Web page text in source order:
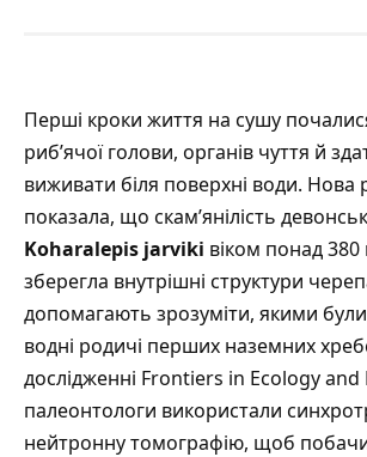
Перші кроки життя на сушу
риб’ячої голови, органів чуття й
виживати біля поверхні води. Нова
показала, що скам’янілість
Koharalepis jarviki віком понад 380
зберегла внутрішні структури
допомагають зрозуміти, якими
водні родичі перших наземних
дослідженні Frontiers in Ecology
палеонтологи використали
нейтронну томографію, щоб